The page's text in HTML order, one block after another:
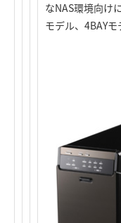
なNAS環境向け
モデル、4BAY